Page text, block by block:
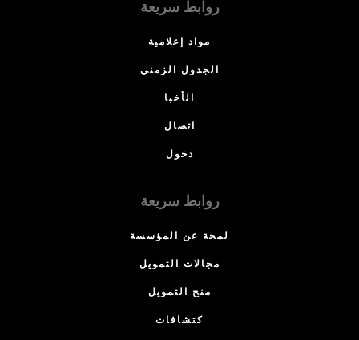
روابط سريعة
مواد إعلامية
الجدول الزمني
الأخبا
اتصال
دخول
روابط سريعة
لمحة عن المؤسسة
مجالات التمويل
منح التمويل
كتشافات